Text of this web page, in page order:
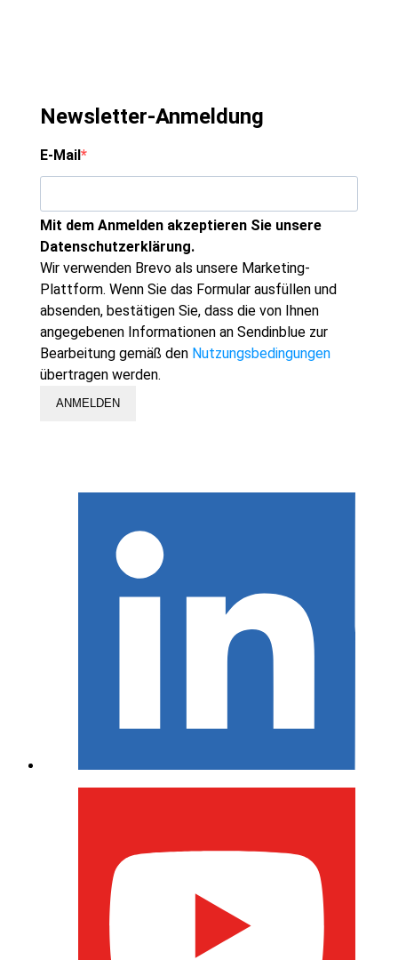
Newsletter-Anmeldung
E-Mail
Mit dem Anmelden akzeptieren Sie unsere
Datenschutzerklärung.
Wir verwenden Brevo als unsere Marketing-
Plattform. Wenn Sie das Formular ausfüllen und
absenden, bestätigen Sie, dass die von Ihnen
angegebenen Informationen an Sendinblue zur
Bearbeitung gemäß den Nutzungsbedingungen
übertragen werden.
ANMELDEN